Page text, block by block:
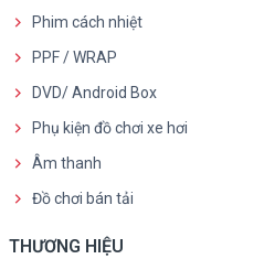
Phim cách nhiệt
PPF / WRAP
DVD/ Android Box
Phụ kiện đồ chơi xe hơi
Âm thanh
Đồ chơi bán tải
THƯƠNG HIỆU